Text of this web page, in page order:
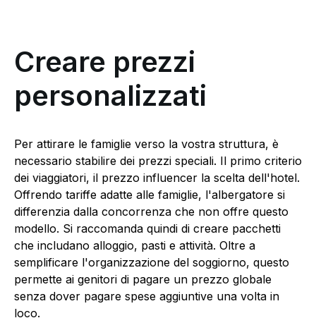
Creare prezzi
personalizzati
Per attirare le famiglie verso la vostra struttura, è
necessario stabilire dei prezzi speciali. Il primo criterio
dei viaggiatori, il prezzo influencer la scelta dell'hotel.
Offrendo tariffe adatte alle famiglie, l'albergatore si
differenzia dalla concorrenza che non offre questo
modello. Si raccomanda quindi di creare pacchetti
che includano alloggio, pasti e attività. Oltre a
semplificare l'organizzazione del soggiorno, questo
permette ai genitori di pagare un prezzo globale
senza dover pagare spese aggiuntive una volta in
loco.